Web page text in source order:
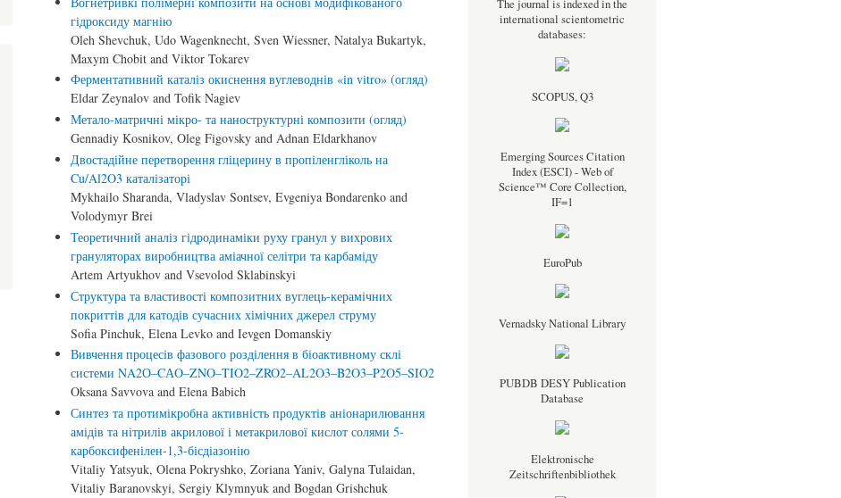
гідроксиду магнію
Oleh Shevchuk, Udo Wagenknecht, Sven Wiessner, Natalya Bukartyk,
Maxym Chobit and Viktor Tokarev
Ферментативний каталіз окиснення вуглеводнів «in vitro» (огляд)
Eldar Zeynalov and Tofik Nagiev
Метало-матричні мікро- та наноструктурні композити (огляд)
Gennadiy Kosnikov, Oleg Figovsky and Adnan Eldarkhanov
Двостадійне перетворення гліцерину в пропіленгліколь на
Cu/Al2O3 каталізаторі
Mykhailo Sharanda, Vladyslav Sontsev, Evgeniya Bondarenko and
Volodymyr Brei
Теоретичний аналіз гідродинаміки руху гранул у вихрових
грануляторах виробництва аміачної селітри та карбаміду
Artem Artyukhov and Vsevolod Sklabinskyi
Структура та властивості композитних вуглець-керамічних
покриттів для катодів сучасних хімічних джерел струму
Sofia Pinchuk, Elena Levko and Ievgen Domanskiy
Вивчення процесів фазового розділення в біоактивному склі
системи NA2О–CАO–ZNO–TIO2–ZRO2–AL2O3–B2O3–P2O5–SIO2
Oksana Savvova and Elena Babich
Синтез та протимікробна активність продуктів аніонарилювання
амідів та нітрилів акрилової і метакрилової кислот солями 5-
карбоксифенілен-1,3-бісдіазонію
Vitaliy Yatsyuk, Olena Pokryshko, Zoriana Yaniv, Galyna Tulaidan,
Vitaliy Baranovskyi, Sergiy Klymnyuk and Bogdan Grishchuk
The journal is indexed in the
international scientometric
databases:
SCOPUS, Q3
Emerging Sources Citation
Index (ESCI) - Web of
Science™ Core Collection,
IF=1
EuroPub
Vernadsky National Library
PUBDB DESY Publication
Database
Elektronische
Zeitschriftenbibliothek